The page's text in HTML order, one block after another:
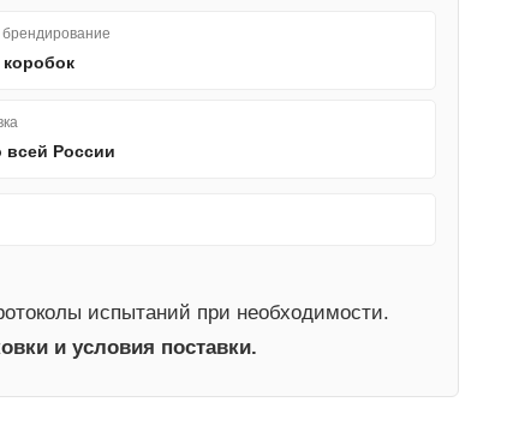
коробок
всей России
испытаний при необходимости.
и условия поставки.